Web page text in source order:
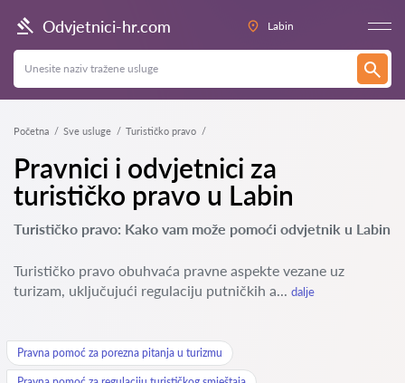
Odvjetnici-hr.com Labin
Početna Sve usluge Turističko pravo
Pravnici i odvjetnici za
turističko pravo u Labin
Turističko pravo: Kako vam može pomoći odvjetnik u Labin
Turističko pravo obuhvaća pravne aspekte vezane uz
turizam, uključujući regulaciju putničkih a... dalje
Pravna pomoć za porezna pitanja u turizmu